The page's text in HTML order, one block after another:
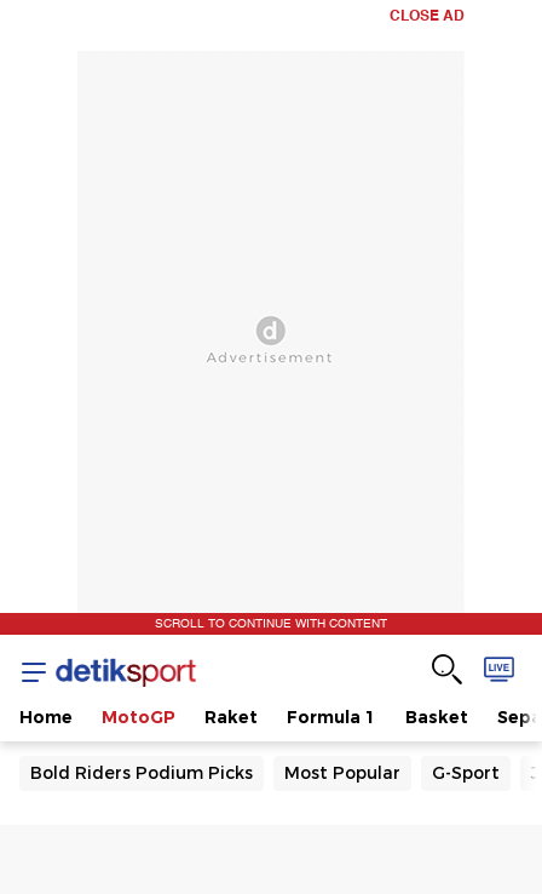
CLOSE AD
SCROLL TO CONTINUE WITH CONTENT
Home MotoGP Raket Formula 1 Basket
Bold Riders Podium Picks Most Popular G-Sport